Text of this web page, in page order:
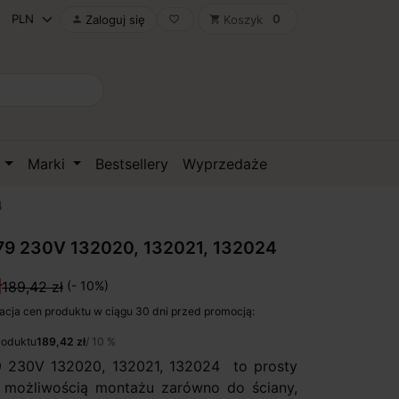
 Zaloguj się favorite_border shopping_cart Koszyk 0
Marki Bestsellery Wyprzedaże
230V 132020, 132021, 132024
189,42 zł (- 10%)
cen produktu w ciągu 30 dni przed promocją:
189,42 zł/ 10 %
230V 132020, 132021, 132024 to prosty
montażu zarówno do ściany,